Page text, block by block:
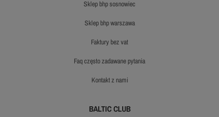
sklep bhp sosnowiec
sklep bhp warszawa
faktury bez vat
faq często zadawane pytania
kontakt z nami
BALTIC CLUB